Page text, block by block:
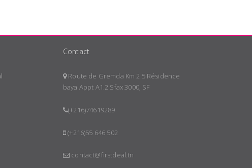
Contact
Route de Gremda Km 2.5 Résidence
baya Appt A1.2 Sfax 3000, SF
(+216)74619289
(+216)55 646 502
contact@firstdeal.tn